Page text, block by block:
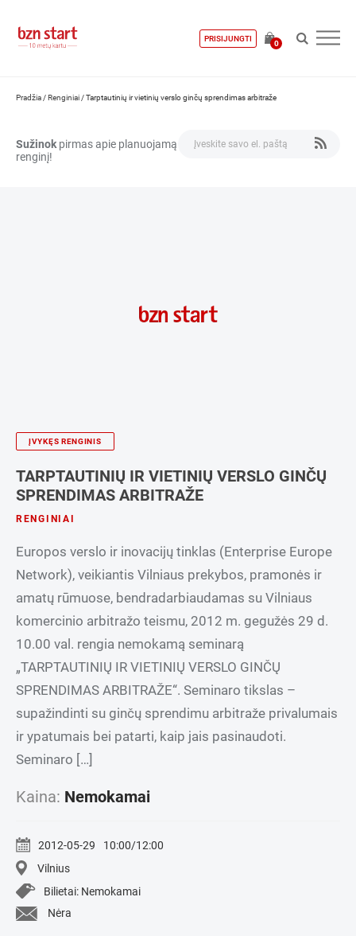
PRISIJUNGTI
0
Pradžia /Renginiai /Tarptautinių ir vietinių verslo ginčų sprendimas arbitraže
Sužinok pirmas apie planuojamą
renginį!
ĮVYKĘS RENGINIS
TARPTAUTINIŲ IR VIETINIŲ VERSLO GINČŲ
SPRENDIMAS ARBITRAŽE
RENGINIAI
Europos verslo ir inovacijų tinklas (Enterprise Europe
Network), veikiantis Vilniaus prekybos, pramonės ir
amatų rūmuose, bendradarbiaudamas su Vilniaus
komercinio arbitražo teismu, 2012 m. gegužės 29 d.
10.00 val. rengia nemokamą seminarą
„TARPTAUTINIŲ IR VIETINIŲ VERSLO GINČŲ
SPRENDIMAS ARBITRAŽE“. Seminaro tikslas –
supažindinti su ginčų sprendimu arbitraže privalumais
ir ypatumais bei patarti, kaip jais pasinaudoti.
Seminaro […]
Kaina: Nemokamai
2012-05-29
10:00/12:00
Vilnius
Bilietai: Nemokamai
Nėra